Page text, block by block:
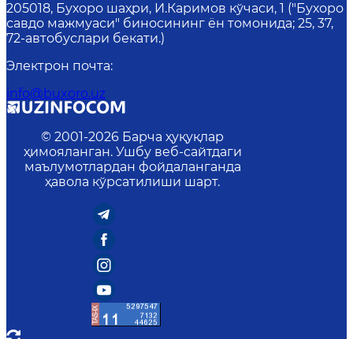
205018, Бухоро шаҳри, И.Каримов кўчаси, 1 ("Бухоро
савдо мажмуаси" биносининг ён томонида; 25, 37,
72-автобуслари бекати.)
Электрон почта:
info@buxoro.uz
© 2001-2026 Барча ҳуқуқлар
ҳимояланган. Ушбу веб-сайтдаги
маълумотлардан фойдаланганда
ҳавола кўрсатилиши шарт.